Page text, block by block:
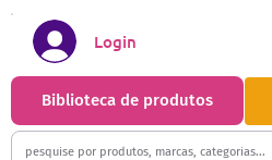
Biblioteca de produtos
Login